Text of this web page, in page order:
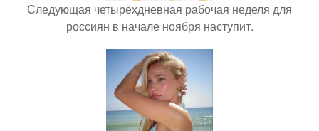
Следующая четырёхдневная рабочая неделя для
россиян в начале ноября наступит.